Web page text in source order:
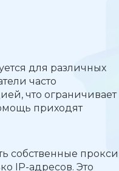
для различных
часто
что ограничивает
приходят
собственные прокси
IP-адресов. Это